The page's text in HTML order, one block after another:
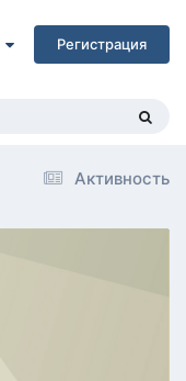
Регистрация
Активность